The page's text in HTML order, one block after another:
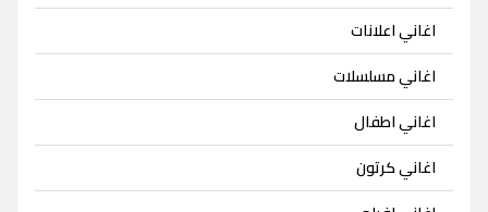
اغاني اعلانات
اغاني مسلسلات
اغاني اطفال
اغاني كرتون